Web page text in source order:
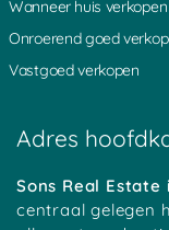
Wanneer huis verkopen
Onroerend goed
Vastgoed verkopen
Adres
Sons Real
centraal gelegen